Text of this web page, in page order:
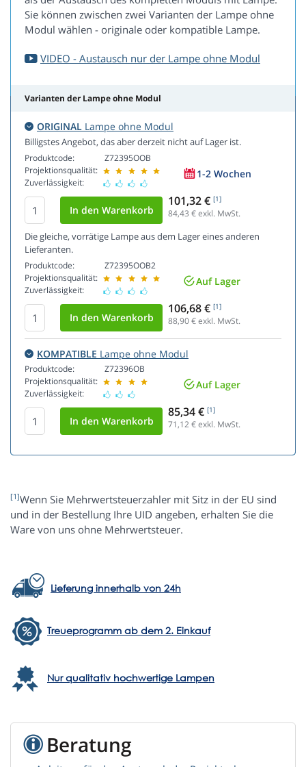
Sie können zwischen zwei Varianten der Lampe ohne
Modul wählen - originale oder kompatible Lampe.
VIDEO - Austausch nur der Lampe ohne Modul
Varianten der Lampe ohne Modul
ORIGINAL Lampe ohne Modul
Billigstes Angebot, das aber derzeit nicht auf Lager ist.
Produktcode:
Projektionsqualität:
Zuverlässigkeit:
Z72395OOB
1-2 Wochen
101,32 € [1]
84,43 € exkl. MwSt.
Die gleiche, vorrätige Lampe aus dem Lager eines anderen
Lieferanten.
Produktcode:
Projektionsqualität:
Zuverlässigkeit:
Z72395OOB2
Auf Lager
106,68 € [1]
88,90€ exkl. MwSt.
KOMPATIBLE Lampe ohne Modul
Produktcode:
Projektionsqualität:
Zuverlässigkeit:
Z72396OB
Auf Lager
85,34 € [1]
71,12€ exkl. MwSt.
[1]Wenn Sie Mehrwertsteuerzahler mit Sitz in der EU sind
und in der Bestellung Ihre UID angeben, erhalten Sie die
Ware von uns ohne Mehrwertsteuer.
Lieferung innerhalb von 24h
Treueprogramm ab dem 2. Einkauf
Nur qualitativ hochwertige Lampen
Beratung